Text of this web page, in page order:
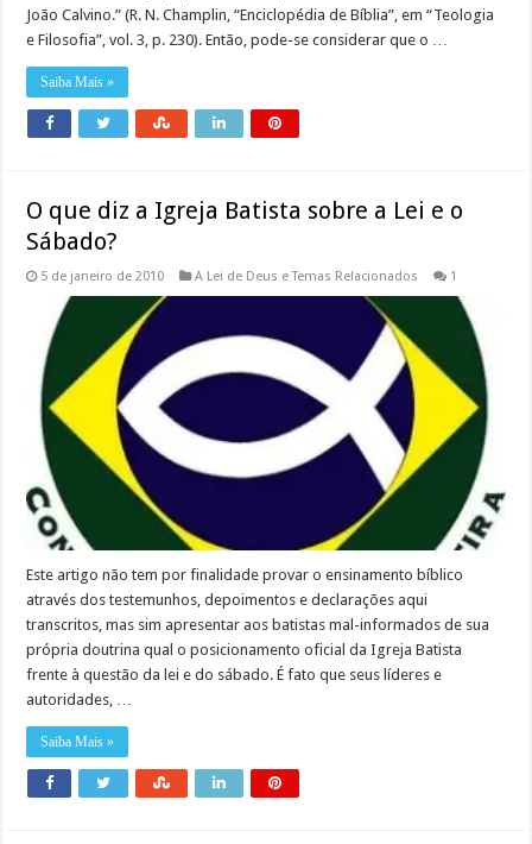
João Calvino.” (R. N. Champlin, “Enciclopédia de Bíblia”, em “Teologia
e Filosofia”, vol. 3, p. 230). Então, pode-se considerar que o …
Saiba Mais »
O que diz a Igreja Batista sobre a Lei e o
Sábado?
5 de janeiro de 2010 A Lei de Deus e Temas Relacionados 1
Este artigo não tem por finalidade provar o ensinamento bíblico
através dos testemunhos, depoimentos e declarações aqui
transcritos, mas sim apresentar aos batistas mal-informados de sua
própria doutrina qual o posicionamento oficial da Igreja Batista
frente à questão da lei e do sábado. É fato que seus líderes e
autoridades, …
Saiba Mais »